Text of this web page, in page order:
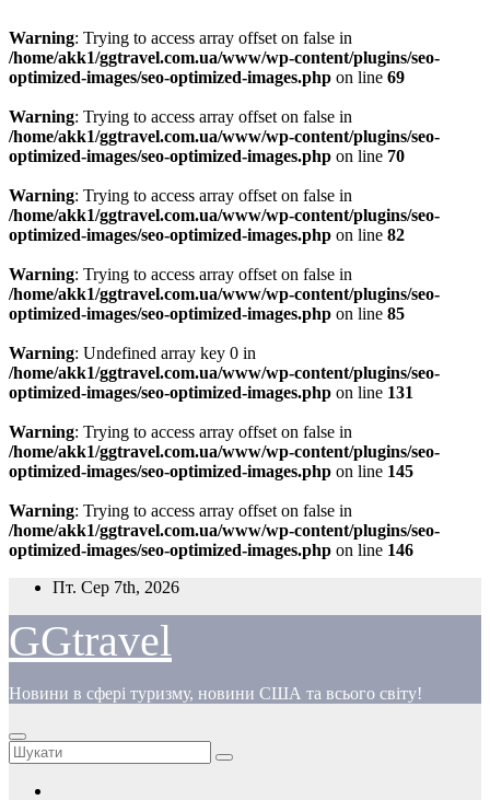
Warning: Trying to access array offset on false in
/home/akk1/ggtravel.com.ua/www/wp-content/plugins/seo-
optimized-images/seo-optimized-images.php on line 69
Warning: Trying to access array offset on false in
/home/akk1/ggtravel.com.ua/www/wp-content/plugins/seo-
optimized-images/seo-optimized-images.php on line 70
Warning: Trying to access array offset on false in
/home/akk1/ggtravel.com.ua/www/wp-content/plugins/seo-
optimized-images/seo-optimized-images.php on line 82
Warning: Trying to access array offset on false in
/home/akk1/ggtravel.com.ua/www/wp-content/plugins/seo-
optimized-images/seo-optimized-images.php on line 85
Warning: Undefined array key 0 in
/home/akk1/ggtravel.com.ua/www/wp-content/plugins/seo-
optimized-images/seo-optimized-images.php on line 131
Warning: Trying to access array offset on false in
/home/akk1/ggtravel.com.ua/www/wp-content/plugins/seo-
optimized-images/seo-optimized-images.php on line 145
Warning: Trying to access array offset on false in
/home/akk1/ggtravel.com.ua/www/wp-content/plugins/seo-
optimized-images/seo-optimized-images.php on line 146
Перейти
вмісту
Пт. Сер 7th, 2026
GGtravel
Новини в сфері туризму, новини США та всього світу!